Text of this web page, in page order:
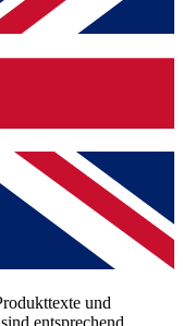
und
entsprechend